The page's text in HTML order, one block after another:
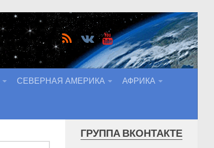
СЕВЕРНАЯ АМЕРИКА АФРИКА
ГРУППА ВКОНТАКТЕ